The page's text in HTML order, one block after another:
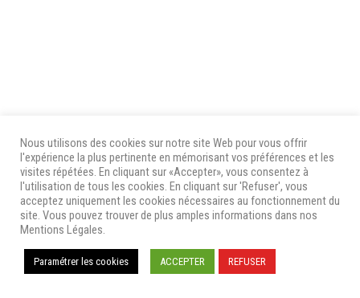
Nous
contacter
Avis
Utilisateurs
Mentions Légales & Politique de
Confidentialité
Nous utilisons des cookies sur notre site Web pour vous offrir
l'expérience la plus pertinente en mémorisant vos préférences et les
visites répétées. En cliquant sur «Accepter», vous consentez à
l'utilisation de tous les cookies. En cliquant sur 'Refuser', vous
acceptez uniquement les cookies nécessaires au fonctionnement du
site. Vous pouvez trouver de plus amples informations dans nos
Mentions Légales.
Paramétrer les cookies ACCEPTER REFUSER